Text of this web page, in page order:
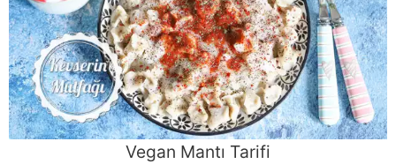
Vegan Mantı Tarifi